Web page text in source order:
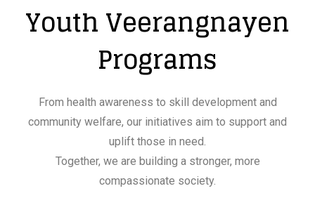
Youth Veerangnayen
Programs
From health awareness to skill development and
community welfare, our initiatives aim to support and
uplift those in need.
Together, we are building a stronger, more
compassionate society.